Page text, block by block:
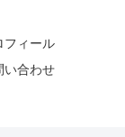
フィール
い合わせ